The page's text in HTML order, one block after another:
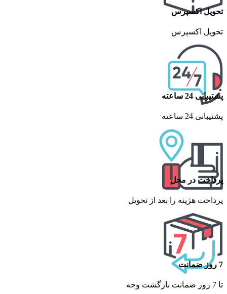
تحویل اکسپرس
تحویل اکسپرس
پشتیبانی 24 ساعته
پشتیبانی 24 ساعته
پرداخت در محل
پرداخت هزینه را بعد از تحویل
7 روز ضمانت
تا 7 روز ضمانت بازگشت وجه